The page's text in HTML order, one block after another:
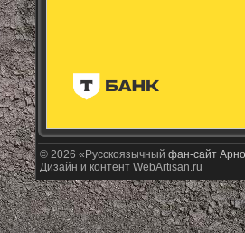
© 2026 «Русскоязычный фан-сайт
Дизайн и контент WebArtisan.ru